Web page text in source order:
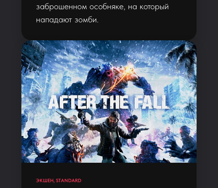
заброшенном особняке, на который
нападают зомби.
ЭКШЕН, STANDARD